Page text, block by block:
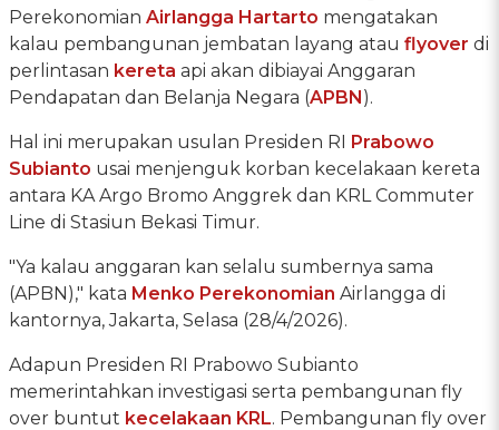
Perekonomian Airlangga Hartarto mengatakan
kalau pembangunan jembatan layang atau flyover di
perlintasan kereta api akan dibiayai Anggaran
Pendapatan dan Belanja Negara (APBN).
Hal ini merupakan usulan Presiden RI Prabowo
Subianto usai menjenguk korban kecelakaan kereta
antara KA Argo Bromo Anggrek dan KRL Commuter
Line di Stasiun Bekasi Timur.
"Ya kalau anggaran kan selalu sumbernya sama
(APBN)," kata Menko Perekonomian Airlangga di
kantornya, Jakarta, Selasa (28/4/2026).
Adapun Presiden RI Prabowo Subianto
memerintahkan investigasi serta pembangunan fly
over buntut kecelakaan KRL. Pembangunan fly over